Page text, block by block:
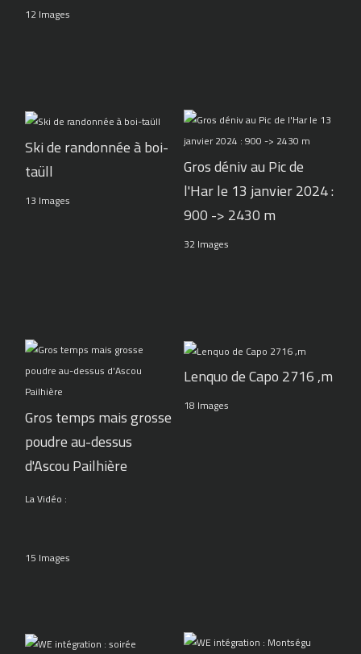
12 Images
Ski de randonnée à boi-
taüll
13 Images
Gros déniv au Pic de
l'Har le 13 janvier 2024 :
900 -> 2430 m
32 Images
Gros temps mais grosse
poudre au-dessus
d'Ascou Pailhière
La Vidéo :
15 Images
Lenquo de Capo 2716 ,m
18 Images